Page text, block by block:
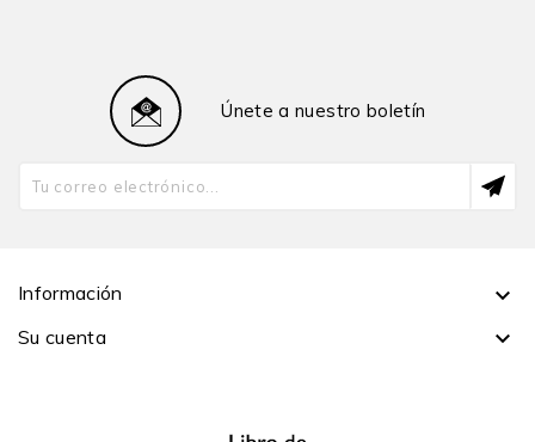
Únete a nuestro boletín
Información 
Su cuenta 